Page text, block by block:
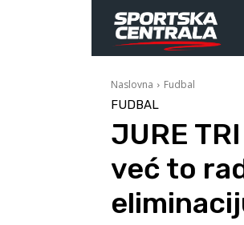
Naslovna Fudbal
FUDBAL
JURE
već to